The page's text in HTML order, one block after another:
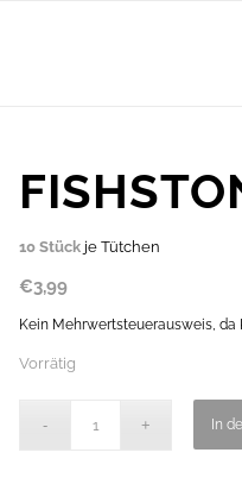
10 Stück je Tütchen
€3,99
Kein Mehrwertsteuerausweis, da
Vorrätig
In